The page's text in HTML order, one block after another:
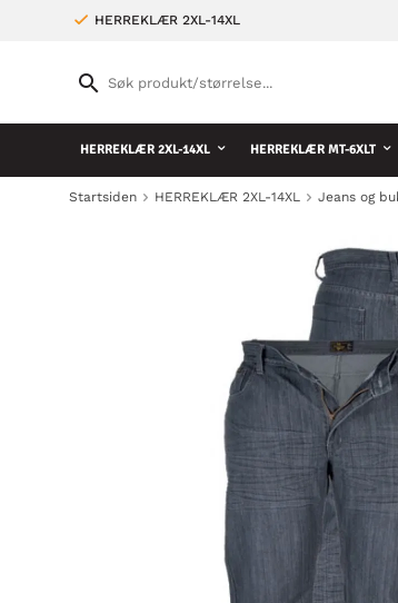
HERREKLÆR 2XL-14XL
HERREKLÆR 2XL-14XL HERREKLÆR MT-6XLT
Startsiden HERREKLÆR 2XL-14XL Jeans og